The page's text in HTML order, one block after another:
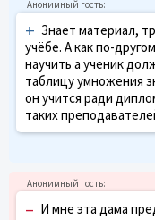
+ Знает материал,
учёбе. А как по-
научить а ученик
таблицу умножения
он учится ради
таких
– И мне эта дама